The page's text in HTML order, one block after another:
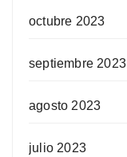
octubre 2023
septiembre 2023
agosto 2023
julio 2023